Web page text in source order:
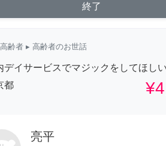
終了
高齢者 ▸ 高齢者のお世話
デイサービスでマジックをしてほしい
都
亮平